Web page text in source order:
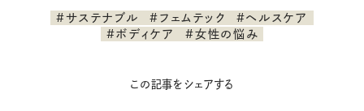
#サステナブル #フェムテック
#ヘルスケア
#ボディケア
#女性の悩み
この記事をシェアする